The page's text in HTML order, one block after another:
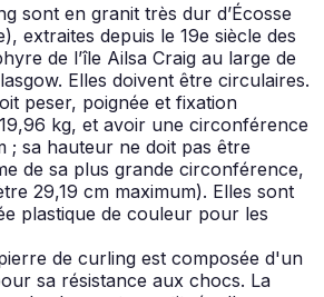
sont en granit très dur d’Écosse
extraites depuis le 19e siècle des
de l’île Ailsa Craig au large de
Elles doivent être circulaires.
peser, poignée et fixation
kg, et avoir une circonférence
; sa hauteur ne doit pas être
de sa plus grande circonférence,
29,19 cm maximum). Elles sont
plastique de couleur pour les
de curling est composée d'un
sa résistance aux chocs. La